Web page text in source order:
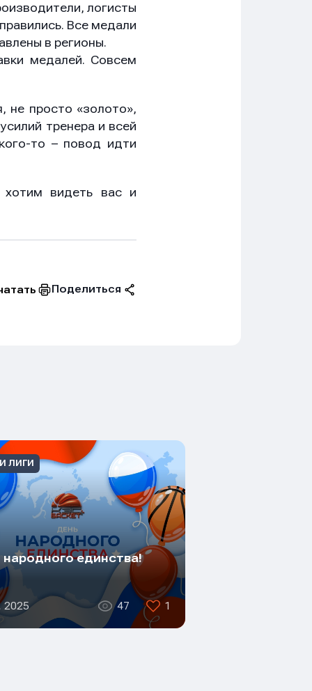
логисты
Все медали
в регионы.
медалей. Совсем
не просто «золото»,
тренера и всей
– повод идти
видеть вас и
Поделиться
ЛИГИ
единства!
2025 47 1